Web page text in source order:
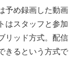
予め録画した動画
はスタッフと参加
リッド方式。配信
きるという方式で